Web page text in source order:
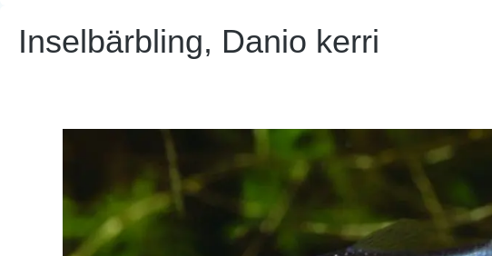
Inselbärbling, Danio kerri